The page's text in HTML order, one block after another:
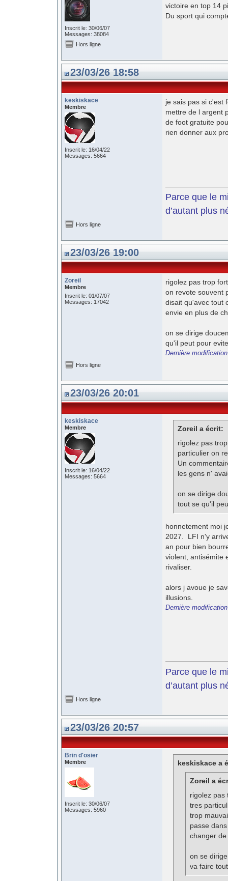
Inscrit le: 30/06/07
Messages: 38084
victoire en top 14
Du sport qui
Hors ligne
23/03/26 18:58
keskiskace
Membre
Inscrit le: 16/04/22
Messages: 5664
je sais pas si c'est
mettre de l argent
de foot gratuite
rien donner aux
Parce que le
d’autant plus
Hors ligne
23/03/26 19:00
Zoreil
Membre
Inscrit le: 01/07/07
Messages: 17042
rigolez pas trop
on revote souvent
disait qu'avec tout
envie en plus de
on se dirige
qu'il peut pour
Dernière
Hors ligne
23/03/26 20:01
keskiskace
Membre
Inscrit le: 16/04/22
Messages: 5664
Zoreil a écrit:
rigolez pas
particulier on
Un
les gens n'
on se dirige
tout se qu'il
honnetement moi
2027. LFI n'y
an pour bien
violent, antisémite
rivaliser.
alors j avoue je
illusions.
Dernière
Parce que le
d’autant plus
Hors ligne
23/03/26 20:57
Brin d'osier
Membre
Inscrit le: 30/06/07
Messages: 5960
keskiskace a
Zoreil a
rigolez pas
tres
trop
passe
changer
on se
va faire